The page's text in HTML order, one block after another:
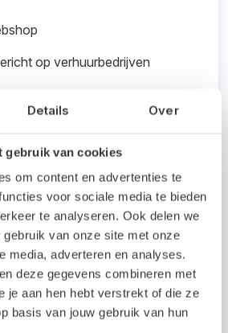
Details Over
gebruik van cookies
om content en advertenties te
voor sociale media te bieden
te analyseren. Ook delen we
gebruik van onze site met onze
media, adverteren en analyses.
deze gegevens combineren met
je aan hen hebt verstrekt of die ze
basis van jouw gebruik van hun
op verhuurbedrijven
Neem contact op met
info@rentpro.nl.
in deze
voor meer